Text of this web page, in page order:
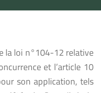
la loi n°104-12 relative
et l’article 10
son application, tels